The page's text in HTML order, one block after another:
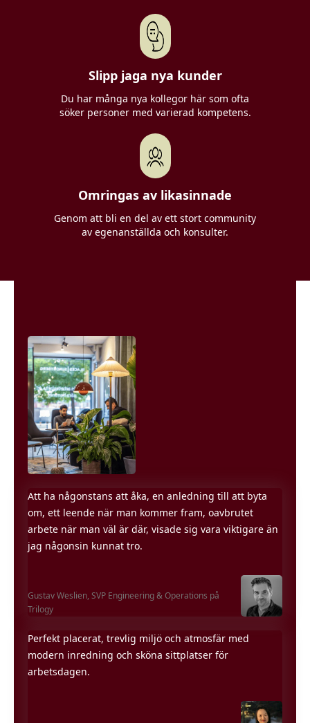
Slipp jaga nya kunder
Du har många nya kollegor här som ofta
söker personer med varierad kompetens.
Omringas av likasinnade
Genom att bli en del av ett stort community
av egenanställda och konsulter.
Att ha någonstans att åka, en anledning till att byta
om, ett leende när man kommer fram, oavbrutet
arbete när man väl är där, visade sig vara viktigare än
jag någonsin kunnat tro.
Gustav Weslien, SVP Engineering & Operations på
Trilogy
Perfekt placerat, trevlig miljö och atmosfär med
modern inredning och sköna sittplatser för
arbetsdagen.